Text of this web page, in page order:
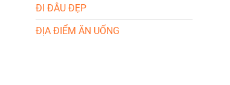
ĐI ĐÂU ĐẸP
ĐỊA ĐIỂM ĂN UỐNG